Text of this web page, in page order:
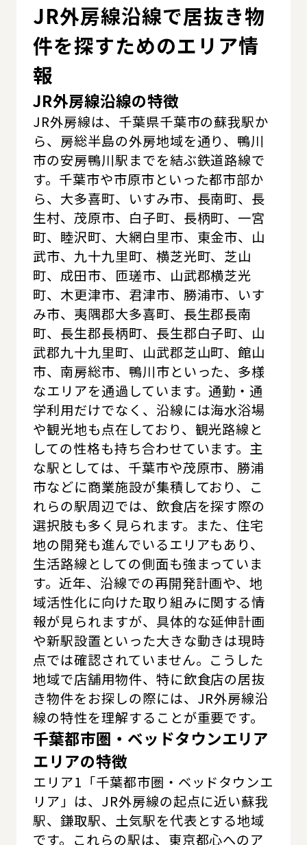
JR外房線沿線で居抜き物
件を探すためのエリア情
報
JR外房線沿線の特徴
JR外房線は、千葉県千葉市の蘇我駅か
ら、房総半島の外房地域を通り、鴨川
市の安房鴨川駅までを結ぶ鉄道路線で
す。千葉市や市原市といった都市部か
ら、大多喜町、いすみ市、長南町、長
生村、茂原市、白子町、長柄町、一宮
町、睦沢町、大網白里市、東金市、山
武市、九十九里町、横芝光町、芝山
町、成田市、匝瑳市、山武郡横芝光
町、木更津市、君津市、勝浦市、いす
み市、夷隅郡大多喜町、長生郡長南
町、長生郡長柄町、長生郡白子町、山
武郡九十九里町、山武郡芝山町、館山
市、南房総市、鴨川市といった、多様
なエリアを通過しています。通勤・通
学利用だけでなく、沿線には海水浴場
や観光地も点在しており、観光路線と
しての性格も持ち合わせています。主
な駅としては、千葉市や茂原市、勝浦
市などに商業施設が集積しており、こ
れらの駅周辺では、飲食店を探す際の
選択肢も多く見られます。また、住宅
地の開発も進んでいるエリアもあり、
生活路線としての側面も強まっていま
す。近年、沿線での再開発計画や、地
域活性化に向けた取り組みに関する情
報が見られますが、具体的な延伸計画
や新駅設置といった大きな動きは現時
点では確認されていません。こうした
地域で店舗用物件、特に飲食店の居抜
き物件をお探しの際には、JR外房線沿
線の特性を理解することが重要です。
千葉都市圏・ベッドタウンエリア
エリアの特徴
エリア1「千葉都市圏・ベッドタウンエ
リア」は、JR外房線の起点に近い蘇我
駅、鎌取駅、土気駅を代表とする地域
です。これらの駅は、東京都心へのア